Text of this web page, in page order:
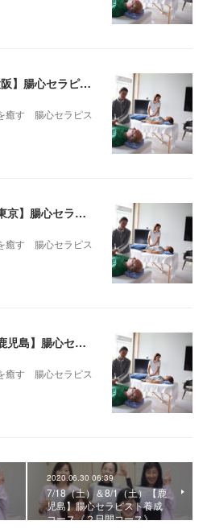
9/6（土）＆10/4（土）【大阪】腸心セラピスト養成コース《２日間コース》開講決定
癒す 腸心セラピス
5/26（月）＆6/25（水）【東京】腸心セラピスト養成コース《２日間コース》開講決定
癒す 腸心セラピス
4/29（火）＆5/29（木）【鹿児島】腸心セラピスト養成コース《２日間コース》開講決定
癒す 腸心セラピス
2020.06.30 06:39
7/18（土）＆8/1（土）【鹿
児島】腸心セラピスト養成
コース《２日間コース》